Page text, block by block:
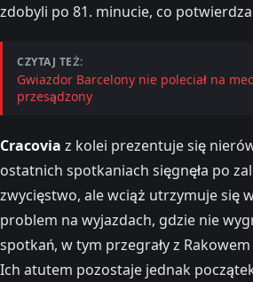
zdobyli po 81. minucie, co
CZYTAJ TEŻ:
Gwiazdor Barcelony nie poleciał na
przesądzony
Cracovia z kolei prezentuje się
ostatnich spotkaniach sięgnęła po
zwycięstwo, ale wciąż utrzymuje się
problem na wyjazdach, gdzie nie
spotkań, w tym przegrały z
Ich atutem pozostaje jednak